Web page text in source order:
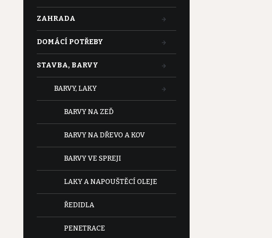
ZAHRADA
DOMÁCÍ POTŘEBY
STAVBA, BARVY
BARVY, LAKY
BARVY NA ZEĎ
BARVY NA DŘEVO A KOV
BARVY VE SPREJI
LAKY A NAPOUŠTĚCÍ OLEJE
ŘEDIDLA
PENETRACE